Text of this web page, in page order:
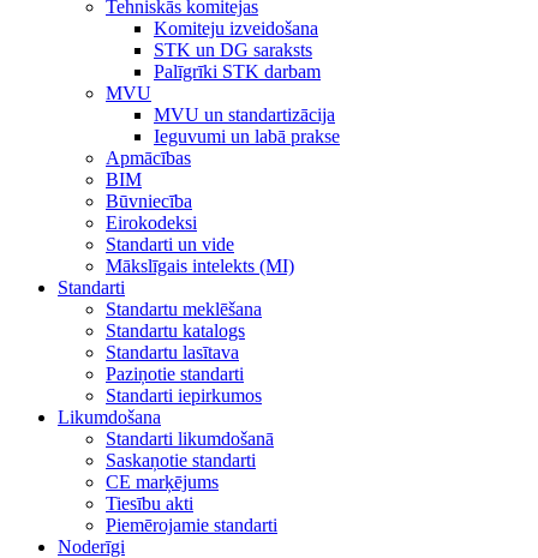
Tehniskās komitejas
Komiteju izveidošana
STK un DG saraksts
Palīgrīki STK darbam
MVU
MVU un standartizācija
Ieguvumi un labā prakse
Apmācības
BIM
Būvniecība
Eirokodeksi
Standarti un vide
Mākslīgais intelekts (MI)
Standarti
Standartu meklēšana
Standartu katalogs
Standartu lasītava
Paziņotie standarti
Standarti iepirkumos
Likumdošana
Standarti likumdošanā
Saskaņotie standarti
CE marķējums
Tiesību akti
Piemērojamie standarti
Noderīgi